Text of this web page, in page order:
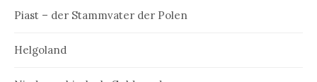
Piast – der Stammvater der Polen
Helgoland